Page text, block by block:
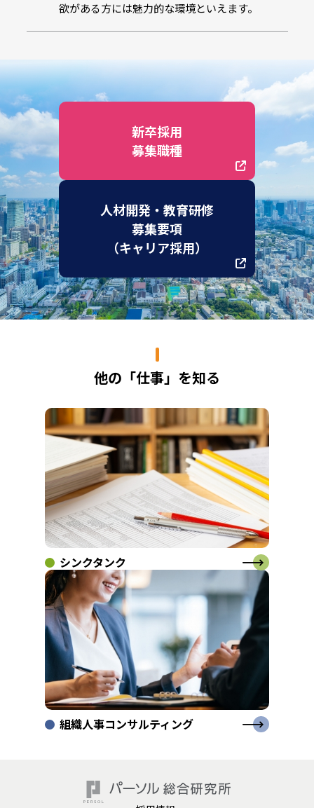
欲がある方には魅力的な環境といえます。
新卒採用
募集職種
人材開発・教育研修
募集要項
（キャリア採用）
他の「仕事」を知る
シンクタンク
組織人事コンサルティング